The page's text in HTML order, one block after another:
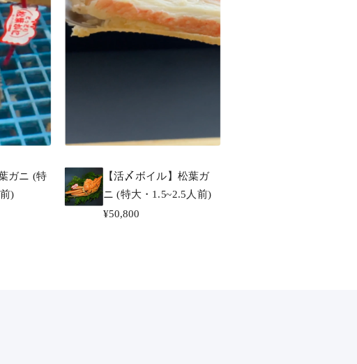
ガニ (特
)
【活〆ボイル】松葉ガ
ニ (特大・1.5~2.5人前)
¥50,800